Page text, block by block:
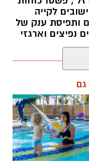
לקייה
ותפיסת ענק של
נפיצים וארגזי
גם